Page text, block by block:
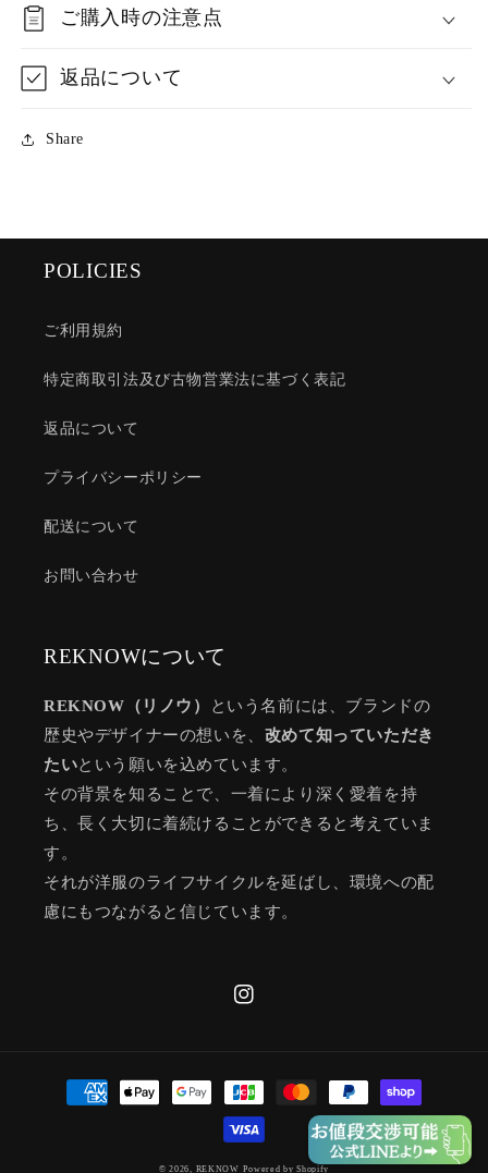
ご購入時の注意点
返品について
Share
POLICIES
ご利用規約
特定商取引法及び古物営業法に基づく表記
返品について
プライバシーポリシー
配送について
お問い合わせ
REKNOWについて
REKNOW（リノウ）
という名前には、ブランドの
歴史やデザイナーの想いを、 改めて知っていただき
たいという願いを込めています。
その背景を知ることで、一着により深く愛着を持
ち、長く大切に着続けることができると考えていま
す。
それが洋服のライフサイクルを延ばし、環境への配
慮にもつながると信じています。
Instagram
© 2026, REKNOW Powered by Shopify